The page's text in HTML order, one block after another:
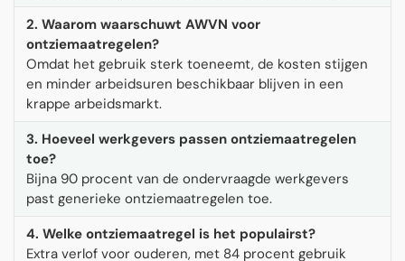
2. Waarom waarschuwt AWVN voor
ontziemaatregelen?
Omdat het gebruik sterk toeneemt, de kosten stijgen
en minder arbeidsuren beschikbaar blijven in een
krappe arbeidsmarkt.
3. Hoeveel werkgevers passen ontziemaatregelen
toe?
Bijna 90 procent van de ondervraagde werkgevers
past generieke ontziemaatregelen toe.
4. Welke ontziemaatregel is het populairst?
Extra verlof voor ouderen, met 84 procent gebruik